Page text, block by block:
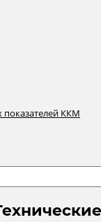
показателей ККМ